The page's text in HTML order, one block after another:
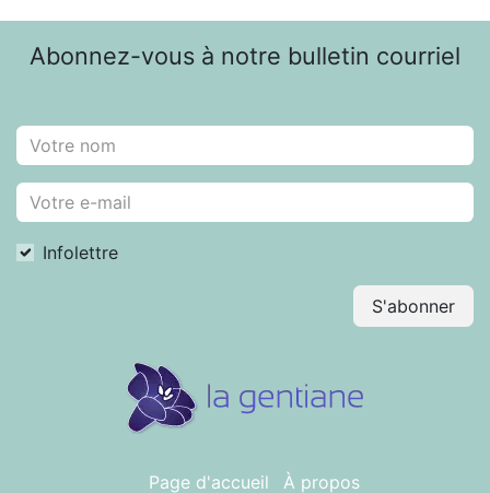
Abonnez-vous à notre bulletin courriel
Infolettre
S'abonner
Page d'accueil À propos